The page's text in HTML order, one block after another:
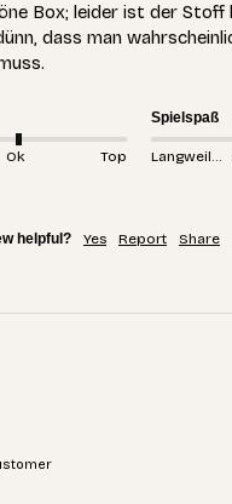
Box; leider ist der Stoff
dass man
Ok Top
Spielspaß
helpful? Yes Report Share